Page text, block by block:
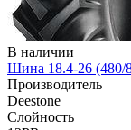
В наличии
Шина 18.4-26 (480/
Производитель
Deestone
Слойность